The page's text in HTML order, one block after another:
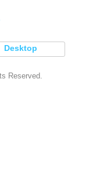
Desktop
Reserved.